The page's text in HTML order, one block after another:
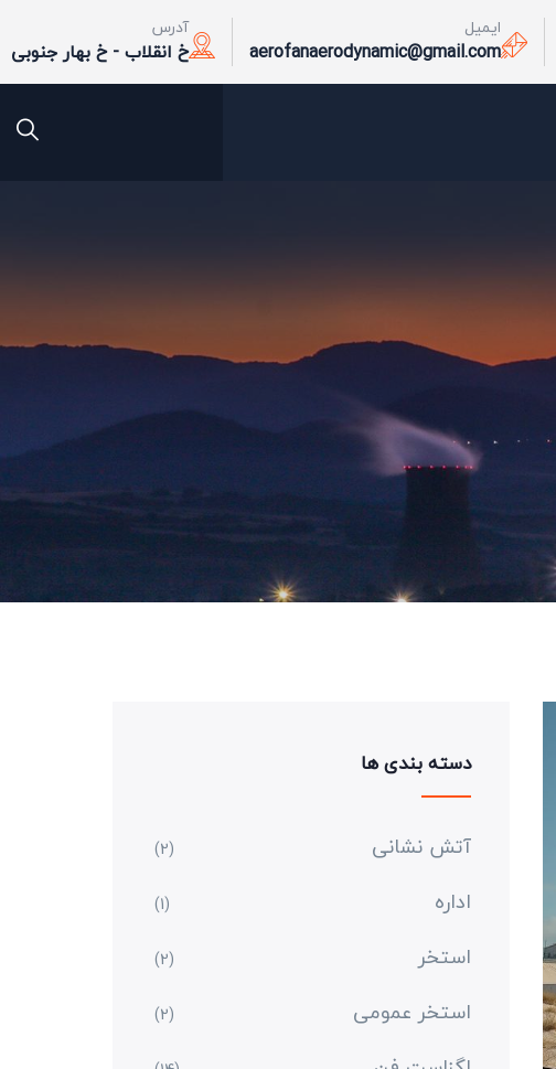
ایمیل
aerofanaerodynamic@gmail.com
آدرس
خ انقلاب - خ بهار جنوبی
دسته بندی ها
آتش نشانی (2)
اداره (1)
استخر (2)
استخر عمومی (2)